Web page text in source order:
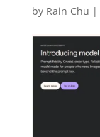
by Rain Chu |